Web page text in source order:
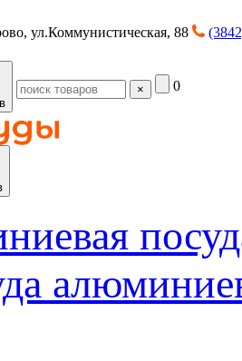
ул.Коммунистическая, 88
× 0